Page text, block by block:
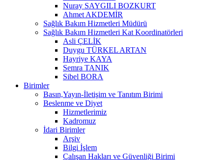
Nuray SAYGILI BOZKURT
Ahmet AKDEMİR
Sağlık Bakım Hizmetleri Müdürü
Sağlık Bakım Hizmetleri Kat Koordinatörleri
Asli ÇELİK
Duygu TÜRKEL ARTAN
Hayriye KAYA
Semra TANIK
Sibel BORA
Birimler
Basın,Yayın-İletişim ve Tanıtım Birimi
Beslenme ve Diyet
Hizmetlerimiz
Kadromuz
İdari Birimler
Arşiv
Bilgi İşlem
Çalışan Hakları ve Güvenliği Birimi